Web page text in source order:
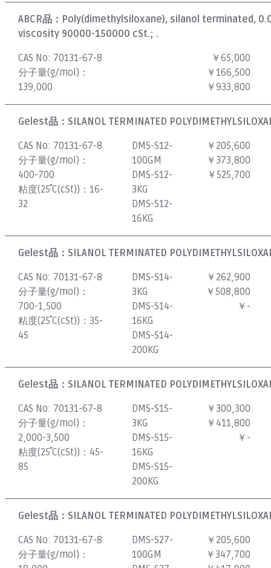
ABCR品： Poly(dimethylsiloxane), silanol terminated,
viscosity 90000-150000 cSt.; .
CAS No: 70131-67-8
分子量(g/mol)：
139,000
￥65,000
￥166,500
￥933,800
Gelest品： SILANOL TERMINATED
CAS No: 70131-67-8
分子量(g/mol)：
400-700
粘度(25˚C(cSt))：16-
32
DMS-S12-
100GM
DMS-S12-
3KG
DMS-S12-
16KG
￥205,600
￥373,800
￥525,700
Gelest品： SILANOL TERMINATED
CAS No: 70131-67-8
分子量(g/mol)：
700-1,500
粘度(25˚C(cSt))：35-
45
DMS-S14-
3KG
DMS-S14-
16KG
DMS-S14-
200KG
￥262,900
￥508,800
￥-
Gelest品： SILANOL TERMINATED
CAS No: 70131-67-8
分子量(g/mol)：
2,000-3,500
粘度(25˚C(cSt))： 45-
85
DMS-S15-
3KG
DMS-S15-
16KG
DMS-S15-
200KG
￥300,300
￥411,800
￥-
Gelest品： SILANOL TERMINATED
CAS No: 70131-67-8
分子量(g/mol)：
DMS-S27-
100GM
￥205,600
￥347,700